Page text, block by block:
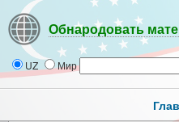
Обнародовать
UZ Мир